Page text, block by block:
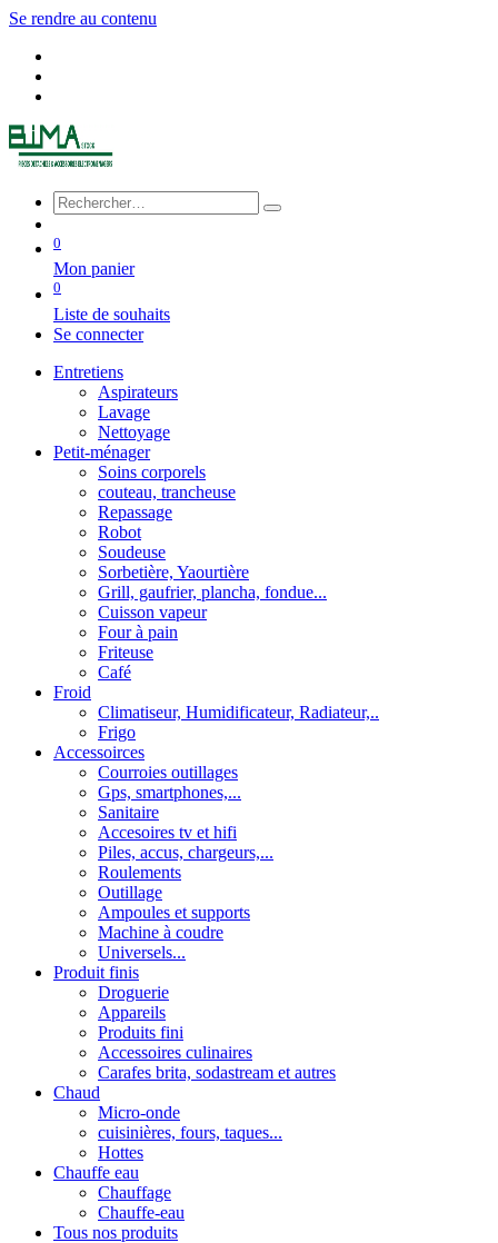
Se rendre au contenu
0
Mon panier
0
Liste de souhaits
Se connecter
Entretiens
Aspirateurs
Lavage
Nettoyage
Petit-ménager
Soins corporels
couteau, trancheuse
Repassage
Robot
Soudeuse
Sorbetière, Yaourtière
Grill, gaufrier, plancha, fondue...
Cuisson vapeur
Four à pain
Friteuse
Café
Froid
Climatiseur, Humidificateur, Radiateur,..
Frigo
Accessoirces
Courroies outillages
Gps, smartphones,...
Sanitaire
Accesoires tv et hifi
Piles, accus, chargeurs,...
Roulements
Outillage
Ampoules et supports
Machine à coudre
Universels...
Produit finis
Droguerie
Appareils
Produits fini
Accessoires culinaires
Carafes brita, sodastream et autres
Chaud
Micro-onde
cuisinières, fours, taques...
Hottes
Chauffe eau
Chauffage
Chauffe-eau
Tous nos produits